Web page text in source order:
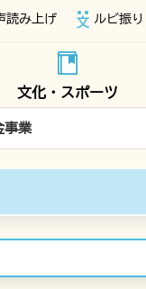
読み上げ ルビ振り
文化・スポーツ
事業